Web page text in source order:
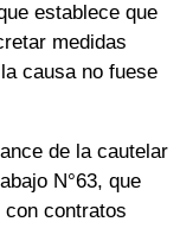
establece que
medidas
causa no fuese
de la cautelar
N°63, que
contratos